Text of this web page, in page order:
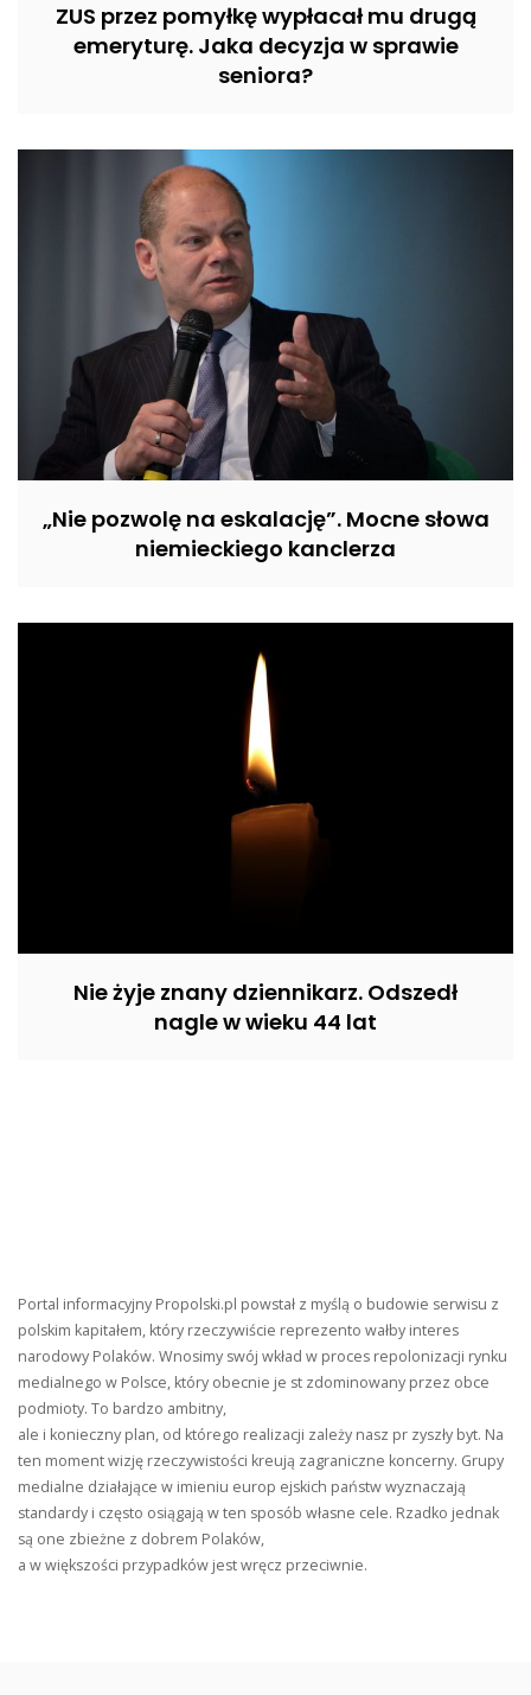
ZUS przez pomyłkę wypłacał mu drugą
emeryturę. Jaka decyzja w sprawie
seniora?
„Nie pozwolę na eskalację”. Mocne słowa
niemieckiego kanclerza
Nie żyje znany dziennikarz. Odszedł
nagle w wieku 44 lat
Portal informacyjny Propolski.pl powstał z myślą o budowie serwisu z
polskim kapitałem, który rzeczywiście reprezento wałby interes
narodowy Polaków. Wnosimy swój wkład w proces repolonizacji rynku
medialnego w Polsce, który obecnie je st zdominowany przez obce
podmioty. To bardzo ambitny,
ale i konieczny plan, od którego realizacji zależy nasz pr zyszły byt. Na
ten moment wizję rzeczywistości kreują zagraniczne koncerny. Grupy
medialne działające w imieniu europ ejskich państw wyznaczają
standardy i często osiągają w ten sposób własne cele. Rzadko jednak
są one zbieżne z dobrem Polaków,
a w większości przypadków jest wręcz przeciwnie.